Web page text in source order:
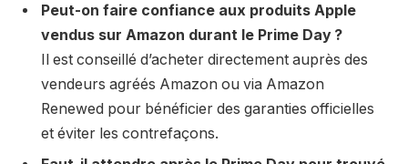
Peut-on faire confiance aux produits Apple
vendus sur Amazon durant le Prime Day ?
Il est conseillé d’acheter directement auprès des
vendeurs agréés Amazon ou via Amazon
Renewed pour bénéficier des garanties officielles
et éviter les contrefaçons.